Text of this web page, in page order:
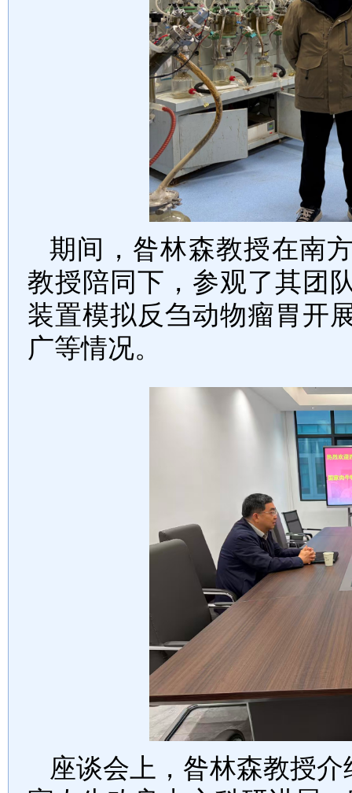
期间，昝林森教授在南
教授陪同下，参观了其团
装置模拟反刍动物瘤胃开
广等情况。
座谈会上，昝林森教授